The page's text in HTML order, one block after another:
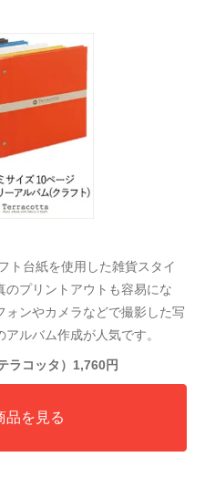
ト台紙を使用した雑貨スタイ
のプリントアウトも容易にな
ォンやカメラなどで撮影した写
ルバム作成が人気です。
ラコッタ）1,760円
品を見る